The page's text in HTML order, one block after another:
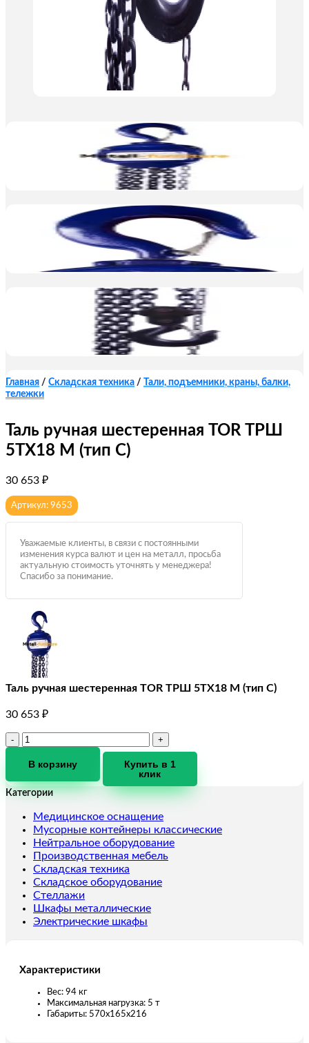
Главная / Складская техника /
Тали, подъемники, краны, балки,
тележки
Таль ручная шестеренная TOR ТРШ
5ТХ18 М (тип C)
30 653 ₽
Артикул: 9653
Уважаемые клиенты, в связи с постоянными
изменения курса валют и цен на металл, просьба
актуальную стоимость уточнять у менеджера!
Спасибо за понимание.
Таль ручная шестеренная TOR ТРШ 5ТХ18 М (тип C)
30 653 ₽
Количество
Таль
шестеренная
ТРШ
5ТХ18
М
(тип
C)
В корзину
Купить в 1
клик
Категории
Медицинское оснащение
Мусорные контейнеры классические
Нейтральное оборудование
Производственная мебель
Складская техника
Складское оборудование
Стеллажи
Шкафы металлические
Электрические шкафы
Характеристики
Вес: 94 кг
Максимальная нагрузка: 5 т
Габариты: 570х165х216